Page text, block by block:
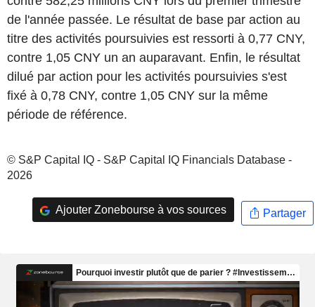
de l'année passée. Le résultat de base par action au
titre des activités poursuivies est ressorti à 0,77 CNY,
contre 1,05 CNY un an auparavant. Enfin, le résultat
dilué par action pour les activités poursuivies s'est
fixé à 0,78 CNY, contre 1,05 CNY sur la même
période de référence.
© S&P Capital IQ - S&P Capital IQ Financials Database -
2026
Ajouter Zonebourse à vos sources Partager